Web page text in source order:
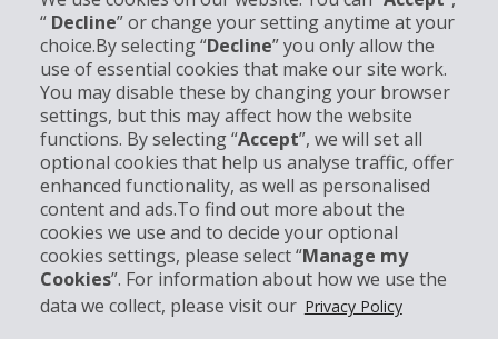
“ Decline” or change your setting anytime at your
choice.By selecting “Decline” you only allow the
use of essential cookies that make our site work.
You may disable these by changing your browser
settings, but this may affect how the website
functions. By selecting “Accept”, we will set all
optional cookies that help us analyse traffic, offer
enhanced functionality, as well as personalised
content and ads.To find out more about the
cookies we use and to decide your optional
cookies settings, please select “Manage my
Cookies”. For information about how we use the
data we collect, please visit our Privacy Policy
Informations sur l'entreprise
Entreprise
Support client
Réserver avec Hertz